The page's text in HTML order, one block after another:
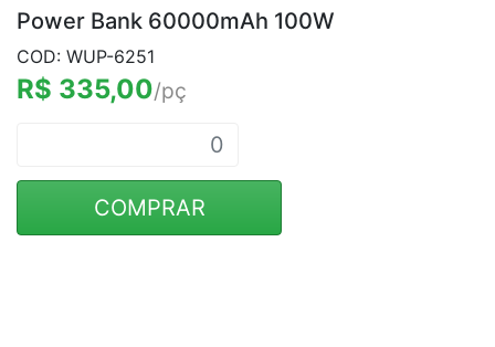
Power Bank 60000mAh 100W
COD: WUP-6251
R$ 335,00/pç
COMPRAR